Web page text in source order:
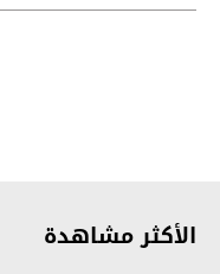
الأكثر مشاهدة